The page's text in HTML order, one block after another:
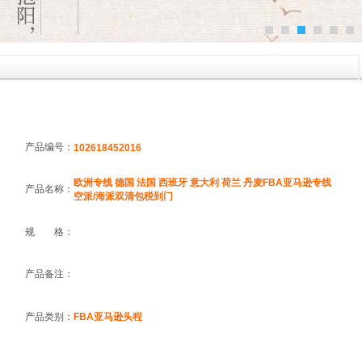
产品编号： 102618452016
产品名称：
欧洲专线 德国 法国 西班牙 意大利 荷兰 丹麦FBA亚马逊专线
空派/海派双清包税到门
规 格：
产品备注：
产品类别： FBA亚马逊头程